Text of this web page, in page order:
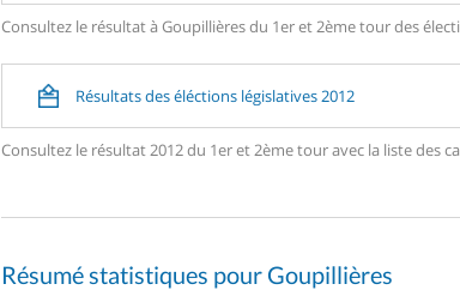
Consultez le résultat à Goupillières du 1er et 2ème tour des
Résultats des éléctions législatives 2012
Consultez le résultat 2012 du 1er et 2ème tour avec la liste des
Résumé statistiques pour Goupillières